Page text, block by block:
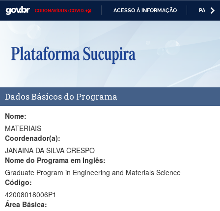
CORONAVÍRUS (COVID-19) ACESSO À INFORMAÇÃO
Casa Civil
Ministério da Defesa
Ministério da Economia
Ministério da Infraestrutura
Ministério da Educação
Ministério da Cidadania
Ministério da Saúde
Dados Básicos do Programa
Nome:
MATERIAIS
Coordenador(a):
JANAINA DA SILVA CRESPO
Nome do Programa em Inglês:
Graduate Program in Engineering and Materials Science
Código:
42008018006P1
Área Básica: